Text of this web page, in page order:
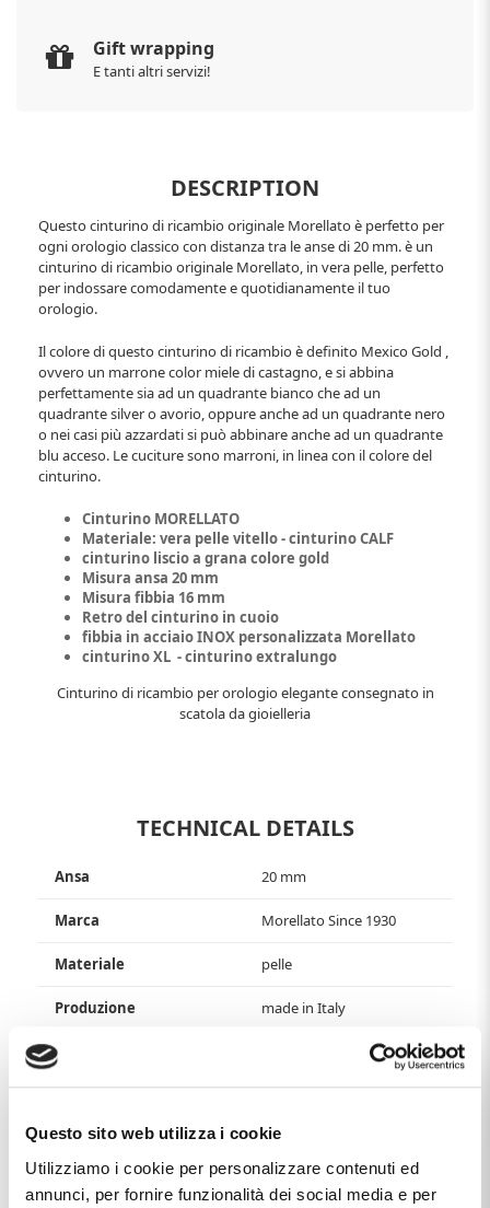
Questo sito web utilizza i cookie
Utilizziamo i cookie per personalizzare contenuti ed
annunci, per fornire funzionalità dei social media e per
Gift wrapping
E tanti altri servizi!
DESCRIPTION
Questo cinturino di ricambio originale Morellato è perfetto per
ogni orologio classico con distanza tra le anse di 20 mm. è un
cinturino di ricambio originale Morellato, in vera pelle, perfetto
per indossare comodamente e quotidianamente il tuo
orologio.
Il colore di questo cinturino di ricambio è definito Mexico Gold ,
ovvero un marrone color miele di castagno, e si abbina
perfettamente sia ad un quadrante bianco che ad un
quadrante silver o avorio, oppure anche ad un quadrante nero
o nei casi più azzardati si può abbinare anche ad un quadrante
blu acceso. Le cuciture sono marroni, in linea con il colore del
cinturino.
Cinturino MORELLATO
Materiale: vera pelle vitello - cinturino CALF
cinturino liscio a grana colore gold
Misura ansa 20 mm
Misura fibbia 16 mm
Retro del cinturino in cuoio
fibbia in acciaio INOX personalizzata Morellato
cinturino XL - cinturino extralungo
Cinturino di ricambio per orologio elegante consegnato in
scatola da gioielleria
TECHNICAL DETAILS
Ansa 20 mm
Marca Morellato Since 1930
Materiale pelle
Produzione made in Italy
This item with name
CINTURINO EXTRALUNGO GRANA
MEXICO GOLD MARRONE ANSA 20 MM XL, distributed by
category
ACCESSORIES AND PARTS
in the sub-categoryCINTURINI DI RICAMBIO
product that currently has availabilityAVAILABLEand the
price of this product is€ 19,00.